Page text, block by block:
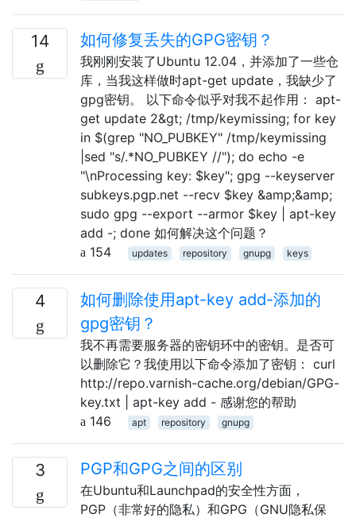
14 如何修复丢失的GPG密钥？
我刚刚安装了Ubuntu 12.04，并添加了一些仓
库，当我这样做时apt-get update，我缺少了
gpg密钥。 以下命令似乎对我不起作用： apt-
get update 2&gt; /tmp/keymissing; for key
in $(grep "NO_PUBKEY" /tmp/keymissing
|sed "s/.*NO_PUBKEY //"); do echo -e
"\nProcessing key: $key"; gpg --keyserver
subkeys.pgp.net --recv $key &amp;&amp;
sudo gpg --export --armor $key | apt-key
add -; done 如何解决这个问题？
154
updates repository gnupg keys
4
如何删除使用apt-key add-添加的
gpg密钥？
我不再需要服务器的密钥环中的密钥。是否可
以删除它？我使用以下命令添加了密钥： curl
http://repo.varnish-cache.org/debian/GPG-
key.txt | apt-key add - 感谢您的帮助
146
apt repository gnupg
3 PGP和GPG之间的区别
在Ubuntu和Launchpad的安全性方面，
PGP（非常好的隐私）和GPG（GNU隐私保